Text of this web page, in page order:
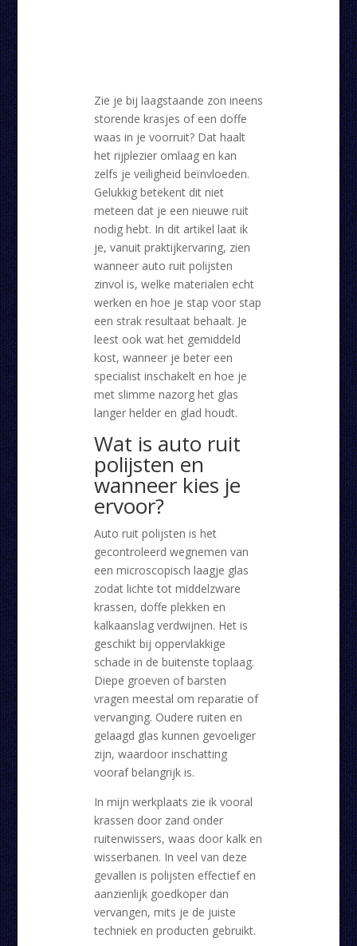
Zie je bij laagstaande zon ineens
storende krasjes of een doffe
waas in je voorruit? Dat haalt
het rijplezier omlaag en kan
zelfs je veiligheid beïnvloeden.
Gelukkig betekent dit niet
meteen dat je een nieuwe ruit
nodig hebt. In dit artikel laat ik
je, vanuit praktijkervaring, zien
wanneer auto ruit polijsten
zinvol is, welke materialen echt
werken en hoe je stap voor stap
een strak resultaat behaalt. Je
leest ook wat het gemiddeld
kost, wanneer je beter een
specialist inschakelt en hoe je
met slimme nazorg het glas
langer helder en glad houdt.
Wat is auto ruit
polijsten en
wanneer kies je
ervoor?
Auto ruit polijsten is het
gecontroleerd wegnemen van
een microscopisch laagje glas
zodat lichte tot middelzware
krassen, doffe plekken en
kalkaanslag verdwijnen. Het is
geschikt bij oppervlakkige
schade in de buitenste toplaag.
Diepe groeven of barsten
vragen meestal om reparatie of
vervanging. Oudere ruiten en
gelaagd glas kunnen gevoeliger
zijn, waardoor inschatting
vooraf belangrijk is.
In mijn werkplaats zie ik vooral
krassen door zand onder
ruitenwissers, waas door kalk en
wisserbanen. In veel van deze
gevallen is polijsten effectief en
aanzienlijk goedkoper dan
vervangen, mits je de juiste
techniek en producten gebruikt.